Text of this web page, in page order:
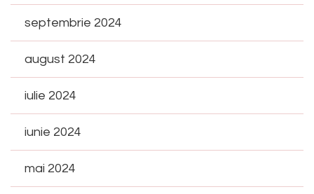
septembrie 2024
august 2024
iulie 2024
iunie 2024
mai 2024